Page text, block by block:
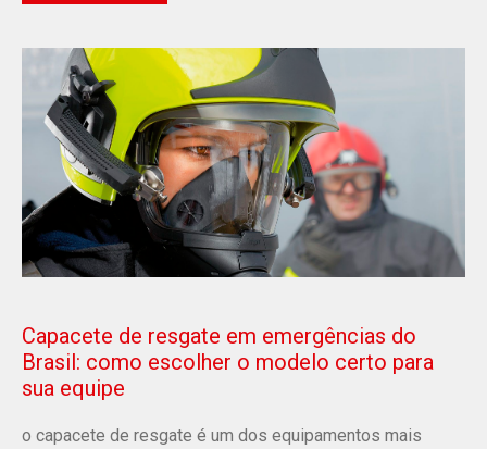
Capacete de resgate em emergências do
Brasil: como escolher o modelo certo para
sua equipe
o capacete de resgate é um dos equipamentos mais